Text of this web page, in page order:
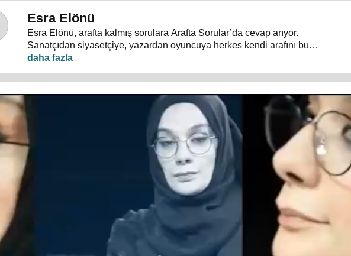
Esra Elönü
Esra Elönü, arafta kalmış sorulara Arafta Sorular’da cevap arıyor.
Sanatçıdan siyasetçiye, yazardan oyuncuya herkes kendi arafını bu
programda anlatıyor. Hayata, insana, gündem ve siyasete dair her şeyin
Arafta Sorular’da, Esra Elönü konuklarına arafını sorgulatıyor.